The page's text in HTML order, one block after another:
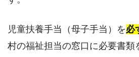
児童扶養手当（母子手当）を必
村の福祉担当の窓口に必要書類